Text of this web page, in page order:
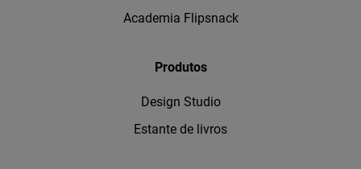
Academia Flipsnack
Produtos
Design Studio
Estante de livros